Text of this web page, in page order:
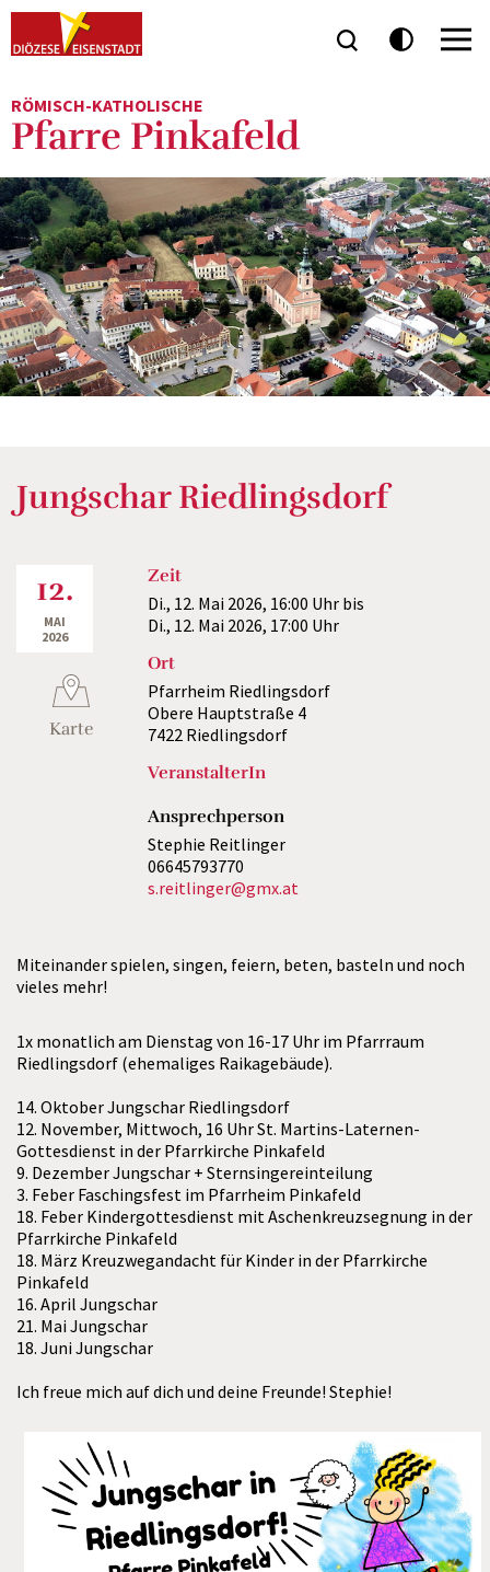
RÖMISCH-KATHOLISCHE
Pfarre Pinkafeld
Jungschar Riedlingsdorf
12.
MAI
2026
Karte
Zeit
Di., 12. Mai 2026, 16:00 Uhr bis
Di., 12. Mai 2026, 17:00 Uhr
Ort
Pfarrheim Riedlingsdorf
Obere Hauptstraße 4
7422 Riedlingsdorf
VeranstalterIn
Ansprechperson
Stephie Reitlinger
06645793770
s.reitlinger@gmx.at
Miteinander spielen, singen, feiern, beten, basteln und noch
vieles mehr!
1x monatlich am Dienstag von 16-17 Uhr im Pfarrraum
Riedlingsdorf (ehemaliges Raikagebäude).
14. Oktober Jungschar Riedlingsdorf
12. November, Mittwoch, 16 Uhr St. Martins-Laternen-
Gottesdienst in der Pfarrkirche Pinkafeld
9. Dezember Jungschar + Sternsingereinteilung
3. Feber Faschingsfest im Pfarrheim Pinkafeld
18. Feber Kindergottesdienst mit Aschenkreuzsegnung in der
Pfarrkirche Pinkafeld
18. März Kreuzwegandacht für Kinder in der Pfarrkirche
Pinkafeld
16. April Jungschar
21. Mai Jungschar
18. Juni Jungschar
Ich freue mich auf dich und deine Freunde! Stephie!